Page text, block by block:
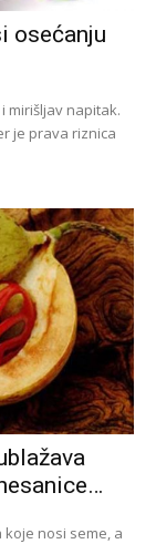
osećanju
mirišljav napitak.
je prava riznica
koje nosi seme, a